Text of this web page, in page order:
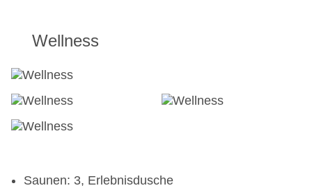
Wellness
Saunen: 3, Erlebnisdusche